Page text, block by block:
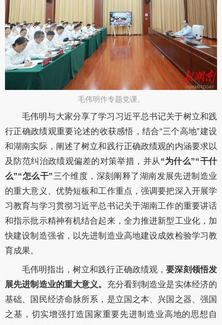
毛伟明作专题党课。​
毛伟明与大家分享了学习 习近平总书记关于树立和践
行正确政绩观重要论述的收获感悟，结合“三个高地”建设
和湖南实际，阐述了树立和践行正确政绩观的内涵要求以
及防范纠治政绩观偏差的对策举措，并从“为什么”“干什
么”“怎么干”三个维度，深刻阐释了湖南发展先进制造业
的重大意义、优势短板和工作重点，强调要把深入开展学
习教育与学习贯彻习近平总书记关于湖南工作的重要讲话
和指示批示精神有机结合起来，全力推进新型工业化，加
快建设制造强省，以先进制造业高地建设成效检验学习教
育成果。
毛伟明指出， 树立和践行正确政绩观 ，要深刻领悟发
展先进制造业的重大意义。 充分看到制造业是实体经济的
基础、国民经济命脉所系，是立国之本、兴国之器、强国
之基， 切实增强打造国家重要先进制造业高地的思想自